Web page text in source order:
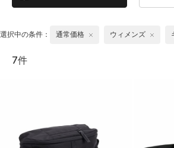
選択中の条件： 通常価格 ウィメンズ
7件